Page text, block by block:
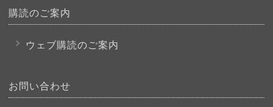
購読のご案内
ウェブ購読のご案内
お問い合わせ